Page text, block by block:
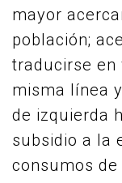
mayor
población;
traducirse en
misma línea
de izquierda
subsidio a la
consumos